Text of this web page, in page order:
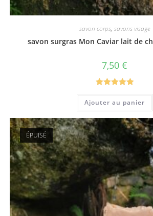
savon corps, savons visage
savon surgras Mon Caviar lait de
7,50 €
Note5.00
sur 5
Ajouter au panier
ÉPUISÉ